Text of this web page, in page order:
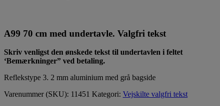
A99 70 cm med undertavle. Valgfri tekst
Skriv venligst den ønskede tekst til undertavlen i feltet
‘Bemærkninger” ved betaling.
Reflekstype 3. 2 mm aluminium med grå bagside
Varenummer (SKU): 11451 Kategori: Vejskilte valgfri tekst